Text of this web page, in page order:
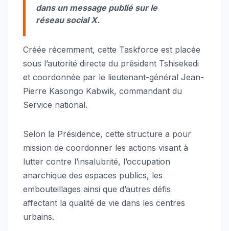
dans un message publié sur le
réseau social X.
Créée récemment, cette Taskforce est placée
sous l’autorité directe du président Tshisekedi
et coordonnée par le lieutenant-général Jean-
Pierre Kasongo Kabwik, commandant du
Service national.
Selon la Présidence, cette structure a pour
mission de coordonner les actions visant à
lutter contre l’insalubrité, l’occupation
anarchique des espaces publics, les
embouteillages ainsi que d’autres défis
affectant la qualité de vie dans les centres
urbains.